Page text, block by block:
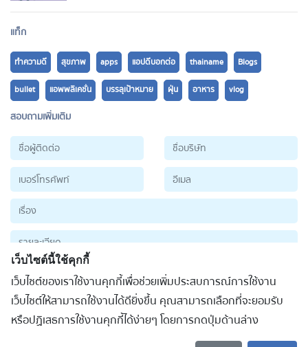
แท็ก
ทำความดี สุขภาพ apps แอปดีบอกต่อ thainame Blogs
bullet แอพพลิเคชั่น บรรลุเป้าหมาย ฝุ่น อาหาร vlog
สอบถามเพิ่มเติม
ส่งข้อมูล
เว็บไซต์นี้ใช้คุกกี้
เว็บไซต์ของเราใช้งานคุกกี้เพื่อช่วยเพิ่มประสบการณ์การใช้งาน
เว็บไซต์ให้สามารถใช้งานได้ดียิ่งขึ้น คุณสามารถเลือกที่จะยอมรับ
หรือปฏิเสธการใช้งานคุกกี้ได้ง่ายๆ โดยการกดปุ่มด้านล่าง